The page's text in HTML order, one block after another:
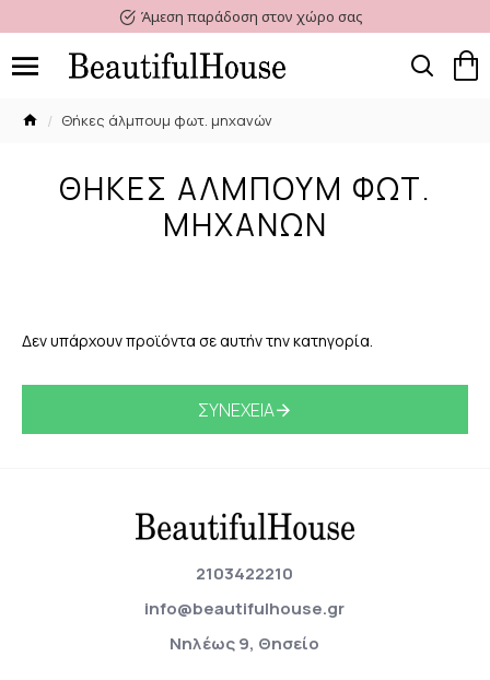
Άμεση παράδοση στον χώρο σας
Θήκες άλμπουμ φωτ. μηχανών
ΘΉΚΕΣ ΆΛΜΠΟΥΜ ΦΩΤ.
ΜΗΧΑΝΏΝ
Δεν υπάρχουν προϊόντα σε αυτήν την κατηγορία.
ΣΥΝΈΧΕΙΑ
2103422210
info@beautifulhouse.gr
Νηλέως 9, Θησείο